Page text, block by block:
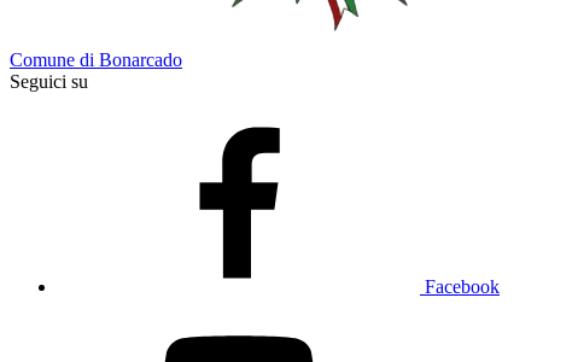
Comune di Bonarcado
Seguici su
Facebook